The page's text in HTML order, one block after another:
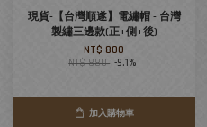
現貨-【台灣順遂】電繡帽 - 台灣
製繡三邊款(正+側+後)
NT$ 800
NT$ 880 -9.1%
加入購物車